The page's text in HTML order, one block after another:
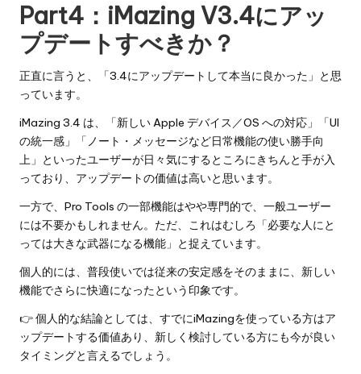
Part4：iMazing V3.4にアッ
プデートすべきか？
正直に言うと、「3.4にアップデートして本当に良かった」と思
っています。
iMazing 3.4 は、「新しい Apple デバイス／OS への対応」「UI
の統一感」「ノート・メッセージなど日常機能の使い勝手向
上」といったユーザーが日々気にするところにきちんと手が入
っており、アップデートの価値は高いと思います。
一方で、Pro Tools の一部機能はやや専門的で、一般ユーザー
には不要かもしれません。ただ、これはむしろ「必要な人にと
っては大きな武器になる機能」と捉えています。
個人的には、普段使いでは従来の安定感をそのままに、新しい
機能でさらに快適になったという印象です。
👉 個人的な結論としては、すでにiMazingを使っている方はア
ップデートする価値あり、新しく検討している方にも今が良い
タイミングと言えるでしょう。